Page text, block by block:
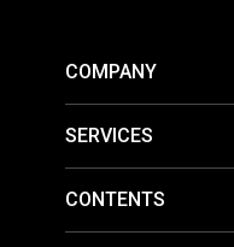
COMPANY
SERVICES
CONTENTS